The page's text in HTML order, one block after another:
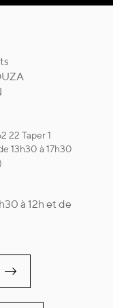
22 Taper 1
13h30 à 17h30
à 12h et de